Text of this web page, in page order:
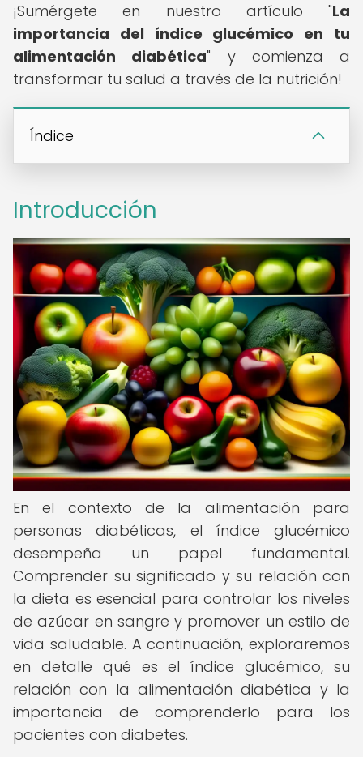
¡Sumérgete en nuestro artículo "La
importancia del índice glucémico en tu
alimentación diabética" y comienza a
transformar tu salud a través de la nutrición!
Índice
Introducción
En el contexto de la alimentación para
personas diabéticas, el índice glucémico
desempeña un papel fundamental.
Comprender su significado y su relación con
la dieta es esencial para controlar los niveles
de azúcar en sangre y promover un estilo de
vida saludable. A continuación, exploraremos
en detalle qué es el índice glucémico, su
relación con la alimentación diabética y la
importancia de comprenderlo para los
pacientes con diabetes.